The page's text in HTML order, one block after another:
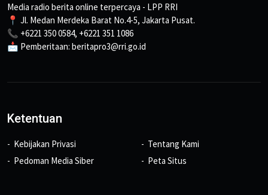
Media radio berita online terpercaya - LPP RRI
📍 Jl. Medan Merdeka Barat No.4-5, Jakarta Pusat.
📞 +6221 350 0584, +6221 351 1086
📩 Pemberitaan: beritapro3@rri.go.id
Ketentuan
Kebijakan Privasi
Pedoman Media Siber
Tentang Kami
Peta Situs